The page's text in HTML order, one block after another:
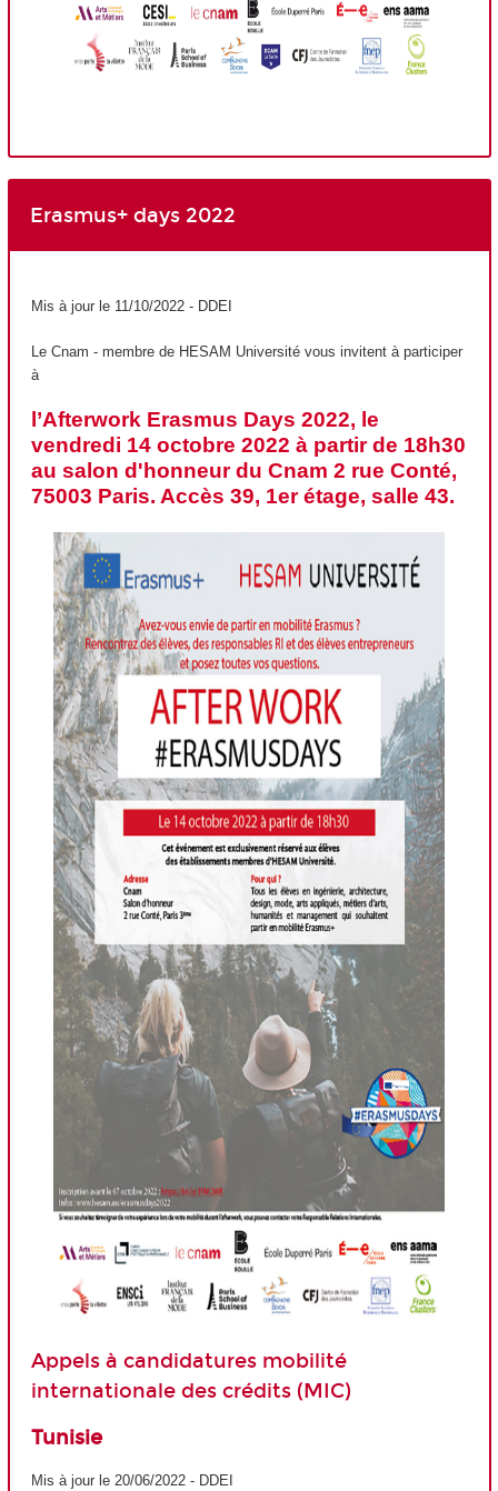
Erasmus+ days 2022
Mis à jour le 11/10/2022 - DDEI
Le Cnam - membre de HESAM Université vous invitent à participer
à
l’Afterwork Erasmus Days 2022, le
vendredi 14 octobre 2022 à partir de 18h30
au salon d'honneur du Cnam 2 rue Conté,
75003 Paris. Accès 39, 1er étage, salle 43.
Appels à candidatures mobilité
internationale des crédits (MIC)
Tunisie
Mis à jour le 20/06/2022 - DDEI